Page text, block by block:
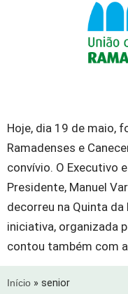
Hoje, dia 19 de maio,
Ramadenses e
convívio. O Executivo
Presidente, Manuel
decorreu na Quinta
iniciativa, organizada
contou também com
Início » senior